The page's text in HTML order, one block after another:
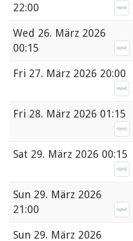
22:00
Wed 26. März 2026
00:15
Fri 27. März 2026 20:00
Fri 28. März 2026 01:15
Sat 29. März 2026 00:15
Sun 29. März 2026
21:00
Sun 29. März 2026